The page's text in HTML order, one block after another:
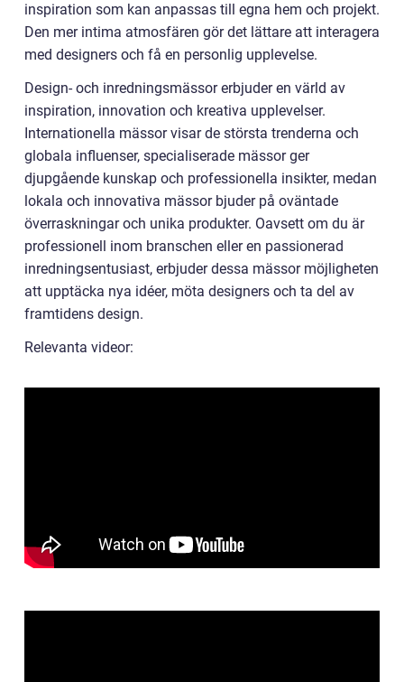
inspiration som kan anpassas till egna hem och projekt.
Den mer intima atmosfären gör det lättare att interagera
med designers och få en personlig upplevelse.
Design- och inredningsmässor erbjuder en värld av
inspiration, innovation och kreativa upplevelser.
Internationella mässor visar de största trenderna och
globala influenser, specialiserade mässor ger
djupgående kunskap och professionella insikter, medan
lokala och innovativa mässor bjuder på oväntade
överraskningar och unika produkter. Oavsett om du är
professionell inom branschen eller en passionerad
inredningsentusiast, erbjuder dessa mässor möjligheten
att upptäcka nya idéer, möta designers och ta del av
framtidens design.
Relevanta videor: